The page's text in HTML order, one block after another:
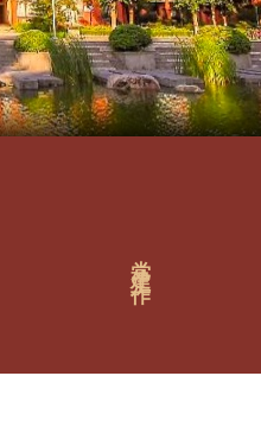
党建工作